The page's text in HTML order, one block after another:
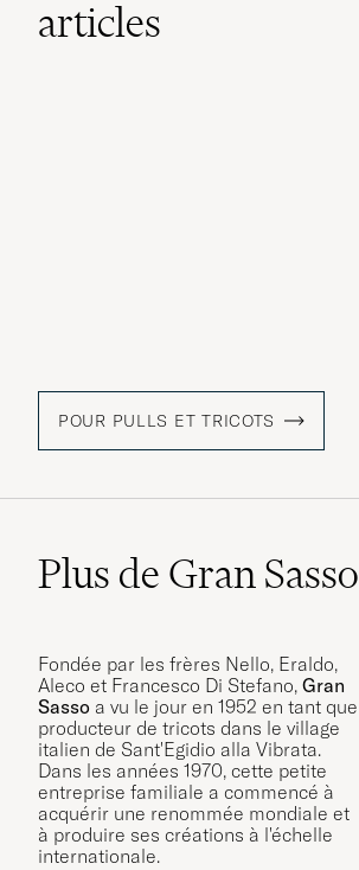
articles
POUR PULLS ET TRICOTS
Plus de Gran Sasso
Fondée par les frères Nello, Eraldo,
Aleco et Francesco Di Stefano, Gran
Sasso a vu le jour en 1952 en tant que
producteur de tricots dans le village
italien de Sant'Egidio alla Vibrata.
Dans les années 1970, cette petite
entreprise familiale a commencé à
acquérir une renommée mondiale et
à produire ses créations à l'échelle
internationale.